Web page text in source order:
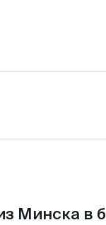
Минска в